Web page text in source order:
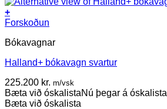
+
Forskoðun
Bókavagnar
Halland+ bókavagn svartur
225.200 kr. m/vsk
Bæta við óskalistaNú þegar á óskalista
Bæta við óskalista